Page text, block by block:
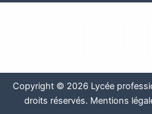
Copyright © 2026 Lycée
droits réservés. Mentions